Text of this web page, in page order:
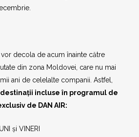
decola de acum înainte către
din zona Moldovei, care nu mai
ani de celelalte companii. Astfel,
incluse în programul de
de DAN AIR:
și VINERI